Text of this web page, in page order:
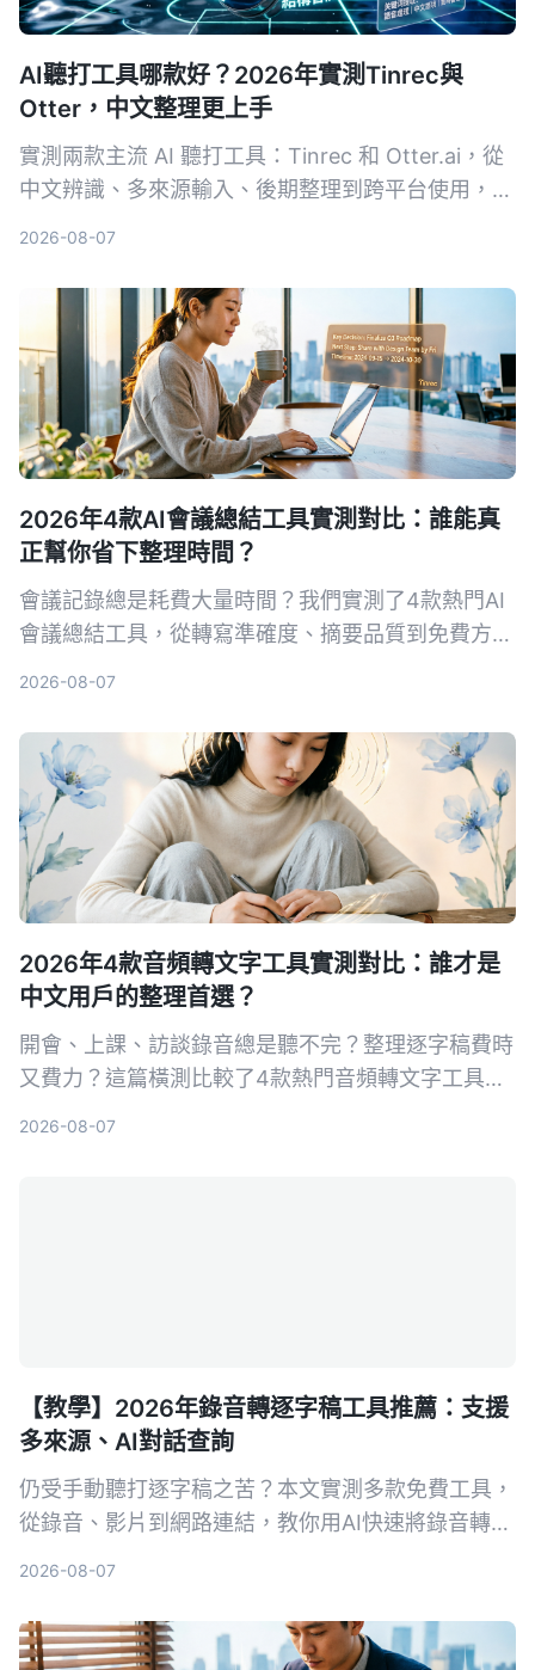
AI聽打工具哪款好？2026年實測Tinrec與
Otter，中文整理更上手
實測兩款主流 AI 聽打工具：Tinrec 和 Otter.ai，從
中文辨識、多來源輸入、後期整理到跨平台使用，五
2026-08-07
2026年4款AI會議總結工具實測對比：誰能真
正幫你省下整理時間？
會議記錄總是耗費大量時間？我們實測了4款熱門AI
會議總結工具，從轉寫準確度、摘要品質到免費方
2026-08-07
2026年4款音頻轉文字工具實測對比：誰才是
中文用戶的整理首選？
開會、上課、訪談錄音總是聽不完？整理逐字稿費時
又費力？這篇橫測比較了4款熱門音頻轉文字工具，
2026-08-07
【教學】2026年錄音轉逐字稿工具推薦：支援
多來源、AI對話查詢
仍受手動聽打逐字稿之苦？本文實測多款免費工具，
從錄音、影片到網路連結，教你用AI快速將錄音轉為
2026-08-07